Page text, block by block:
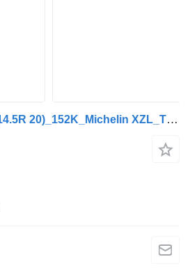
Michelin 365/80R20 (14.5R 20)_152K_Michelin XZL_TL_MPT_90% Profil_2018+